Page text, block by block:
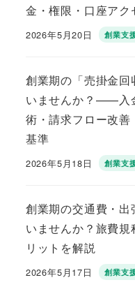
金・権限・口座アク
投稿日
2026年5月20日 創業支
創業期の「売掛金
いませんか？——入
術・請求フロー改
基準
投稿日
2026年5月18日 創業支
創業期の交通費・
いませんか？旅費
リットを解説
投稿日
2026年5月17日 創業支